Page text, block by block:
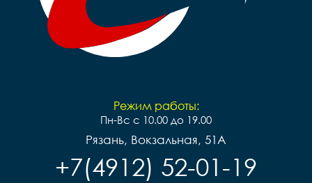
Режим работы:
Пн-Вс с 10.00 до 19.00
Рязань, Вокзальная, 51А
+7(4912) 52-01-19